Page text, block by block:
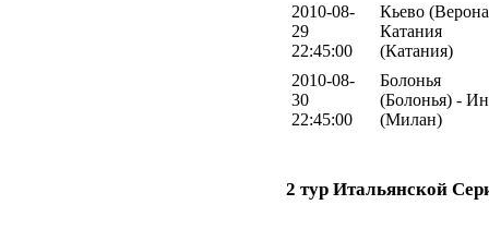
2010-08-
29
22:45:00
Кьево
Катания
(Катания)
2010-08-
30
22:45:00
Болонья
(Болонья) -
(Милан)
2 тур Итальянской